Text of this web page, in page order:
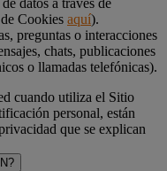
datos a través de
Cookies aquí).
preguntas o interacciones
chats, publicaciones
o llamadas telefónicas).
cuando utiliza el Sitio
personal, están
que se explican